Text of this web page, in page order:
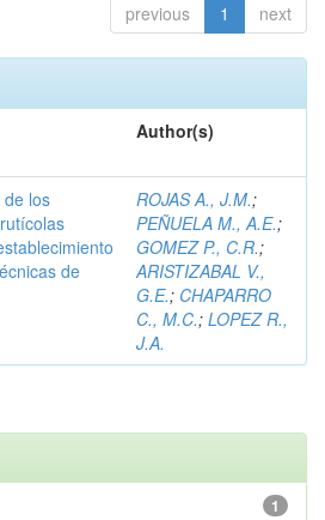
previous 1 next
Author(s)
de los
de
ROJAS A., J.M.;
PEÑUELA M., A.E.;
GOMEZ P., C.R.;
ARISTIZABAL V.,
G.E.; CHAPARRO
C., M.C.; LOPEZ R.,
J.A.
1